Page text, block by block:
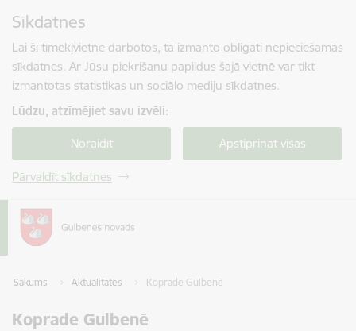
Sīkdatnes
Lai šī tīmekļvietne darbotos, tā izmanto obligāti nepieciešamās
sīkdatnes. Ar Jūsu piekrišanu papildus šajā vietnē var tikt
izmantotas statistikas un sociālo mediju sīkdatnes.
Lūdzu, atzīmējiet savu izvēli:
Noraidīt Apstiprināt visas
Pārvaldīt sīkdatnes
Sākums Aktualitātes Koprade Gulbenē
Koprade Gulbenē